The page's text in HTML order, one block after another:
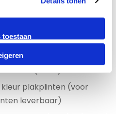
toestaan
een meerprijs van € 4,00
€ 54,95
(3mm)
kleur plakplinten (voor
leverbaar)